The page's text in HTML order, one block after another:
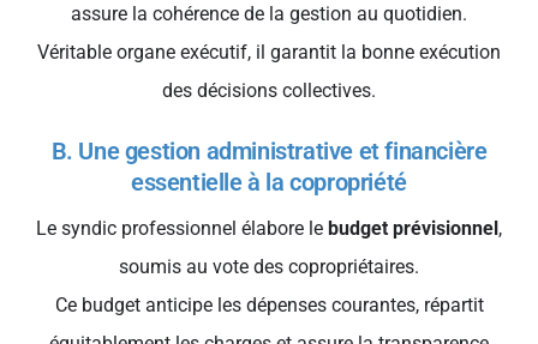
assure la cohérence de la gestion au quotidien.
Véritable organe exécutif, il garantit la bonne exécution
des décisions collectives.
B. Une gestion administrative et financière
essentielle à la copropriété
Le syndic professionnel élabore le budget prévisionnel,
soumis au vote des copropriétaires.
Ce budget anticipe les dépenses courantes, répartit